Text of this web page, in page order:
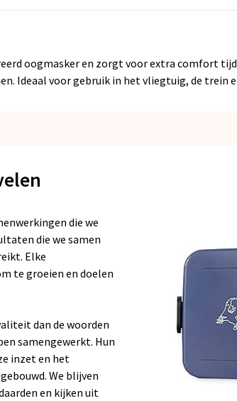
oogmasker en zorgt voor extra comfort
Ideaal voor gebruik in het vliegtuig, de trein
die we
die we samen
Elke
te groeien en doelen
dan de woorden
samengewerkt. Hun
inzet en het
We blijven
en kijken uit